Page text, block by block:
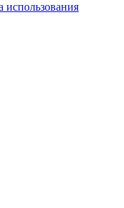
использования